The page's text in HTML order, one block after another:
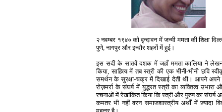
२ नवम्बर १९४० को वृन्दावन में जन्मी ममता की शिक्षा
पुणे, नागपुर और इन्दौर शहरों में हुई।
इस सदी के सातवें दशक में जहाँ ममता कालिया ने
किया, साहित्य में तब स्त्री की एक भीनी-भीनी छवि
समर्थन के सुरक्षा-चक्र में दिखाई देती थी। आपने
रोज़मर्रा के संघर्ष में युद्धरत स्त्री का व्यक्तित्व उभारा
रचनाओं में रेखांकित किया कि स्त्री और पुरुष का संघर्ष
कमतर भी नहीं वरन समाजशास्त्रीय अर्थों में ज़्यादा